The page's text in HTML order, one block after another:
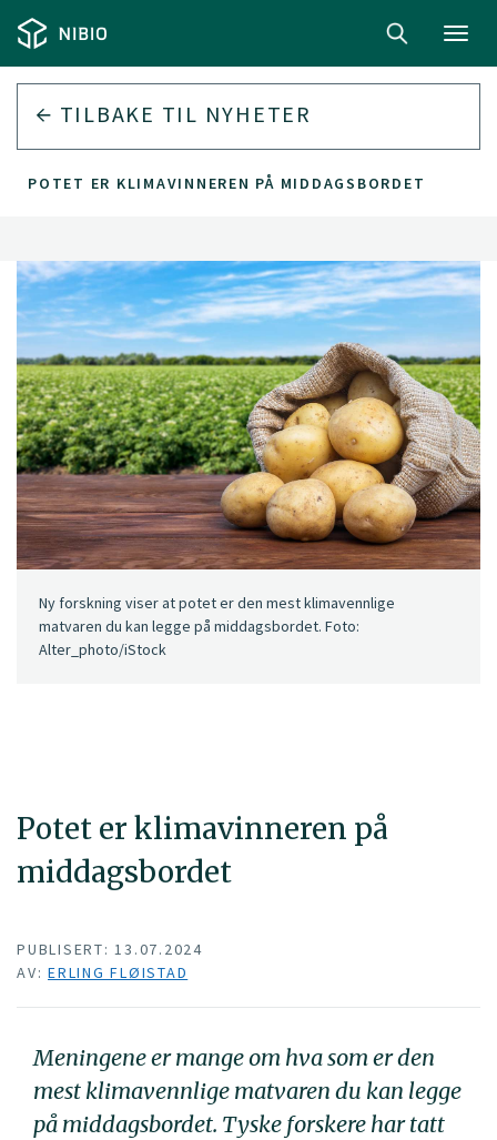
TILBAKE TIL NYHETER
POTET ER KLIMAVINNEREN PÅ MIDDAGSBORDET
Potet er klimavinneren på
middagsbordet
Ny forskning viser at potet er den mest klimavennlige
matvaren du kan legge på middagsbordet. Foto:
Alter_photo/iStock
PUBLISERT: 13.07.2024
AV: ERLING FLØISTAD
Meningene er mange om hva som er den
mest klimavennlige matvaren du kan legge
på middagsbordet. Tyske forskere har tatt